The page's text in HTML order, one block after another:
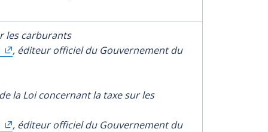
les carburants
, éditeur officiel du Gouvernement du
la Loi concernant la taxe sur les
, éditeur officiel du Gouvernement du